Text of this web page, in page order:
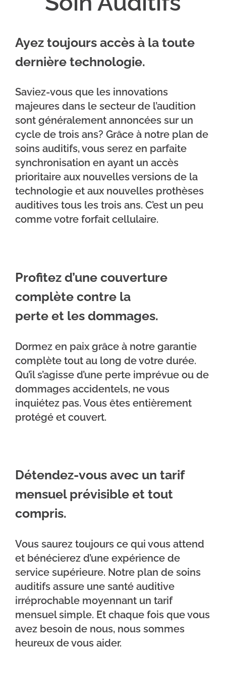
Ayez toujours accès à la toute
dernière technologie.
Saviez-vous que les innovations
majeures dans le secteur de l’audition
sont généralement annoncées sur un
cycle de trois ans? Grâce à notre plan de
soins auditifs, vous serez en parfaite
synchronisation en ayant un accès
prioritaire aux nouvelles versions de la
technologie et aux nouvelles prothèses
auditives tous les trois ans. C’est un peu
comme votre forfait cellulaire.
Profitez d’une couverture
complète contre la
perte et les dommages.
Dormez en paix grâce à notre garantie
complète tout au long de votre durée.
Qu’il s’agisse d’une perte imprévue ou de
dommages accidentels, ne vous
inquiétez pas. Vous êtes entièrement
protégé et couvert.
Détendez-vous avec un tarif
mensuel prévisible et tout
compris.
Vous saurez toujours ce qui vous attend
et bénécierez d’une expérience de
service supérieure. Notre plan de soins
auditifs assure une santé auditive
irréprochable moyennant un tarif
mensuel simple. Et chaque fois que vous
avez besoin de nous, nous sommes
heureux de vous aider.